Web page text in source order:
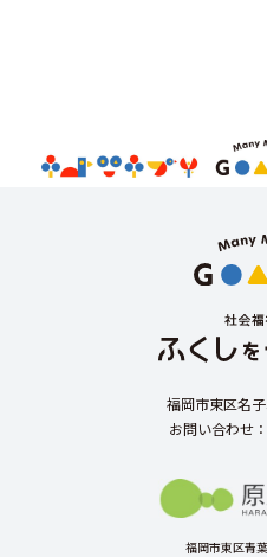
福岡市東区名
お問い合わせ
福岡市東区青